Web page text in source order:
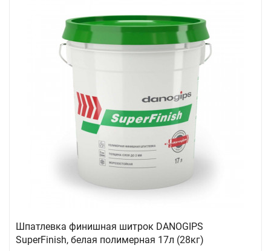
Шпатлевка финишная шитрок DANOGIPS
SuperFinish, белая полимерная 17л (28кг)